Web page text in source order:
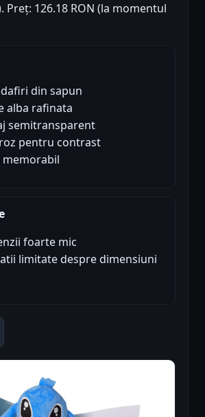
Preț: 126.18 RON (la momentul
din sapun
alba rafinata
semitransparent
pentru contrast
memorabil
foarte mic
limitate despre dimensiuni